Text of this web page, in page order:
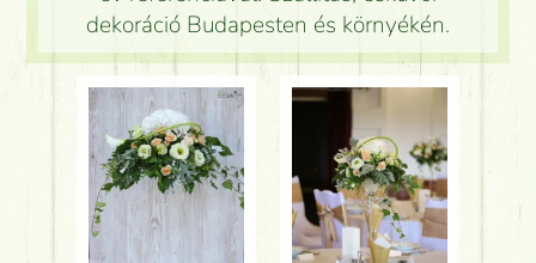
dekoráció Budapesten és környékén.